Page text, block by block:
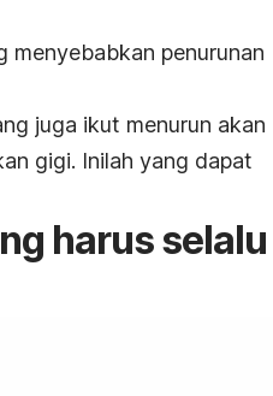
menyebabkan penurunan
juga ikut menurun akan
gigi. Inilah yang dapat
harus selalu